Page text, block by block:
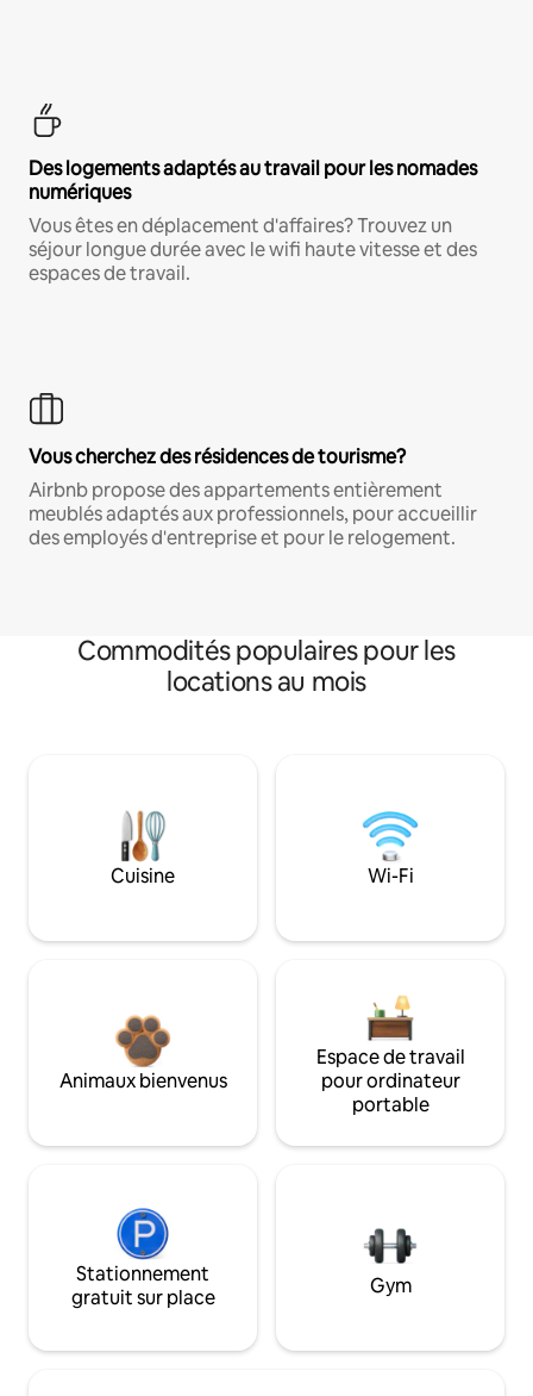
Des logements adaptés au travail pour les nomades
numériques
Vous êtes en déplacement d'affaires? Trouvez un
séjour longue durée avec le wifi haute vitesse et des
espaces de travail.
Vous cherchez des résidences de tourisme?
Airbnb propose des appartements entièrement
meublés adaptés aux professionnels, pour accueillir
des employés d'entreprise et pour le relogement.
Commodités populaires pour les
locations au mois
Cuisine Wi-Fi
Animaux bienvenus
Espace de travail
pour ordinateur
portable
Stationnement
gratuit sur place
Gym